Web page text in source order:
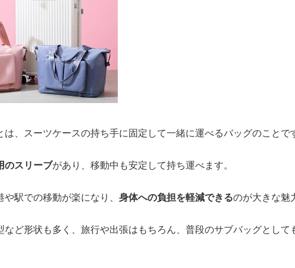
、スーツケースの持ち手に固定して一緒に運べるバッグのことで
のスリーブがあり、移動中も安定して持ち運べます。
駅での移動が楽になり、 身体への負担を軽減できるのが大きな魅
など形状も多く、旅行や出張はもちろん、普段のサブバッグとして